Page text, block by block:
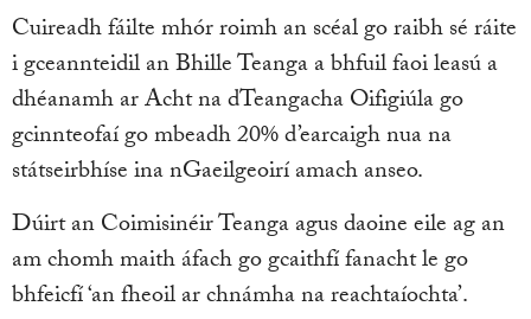
Cuireadh fáilte mhór roimh an scéal go raibh sé ráite
i gceannteidil an Bhille Teanga a bhfuil faoi leasú a
dhéanamh ar Acht na dTeangacha Oifigiúla go
gcinnteofaí go mbeadh 20% d’earcaigh nua na
státseirbhíse ina nGaeilgeoirí amach anseo.
Dúirt an Coimisinéir Teanga agus daoine eile ag an
am chomh maith áfach go gcaithfí fanacht le go
bhfeicfí ‘an fheoil ar chnámha na reachtaíochta’.